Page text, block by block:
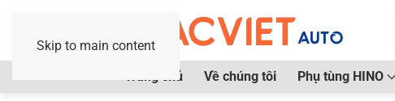
Skip to main content
Trang chủ Về chúng tôi Phụ tùng HINO